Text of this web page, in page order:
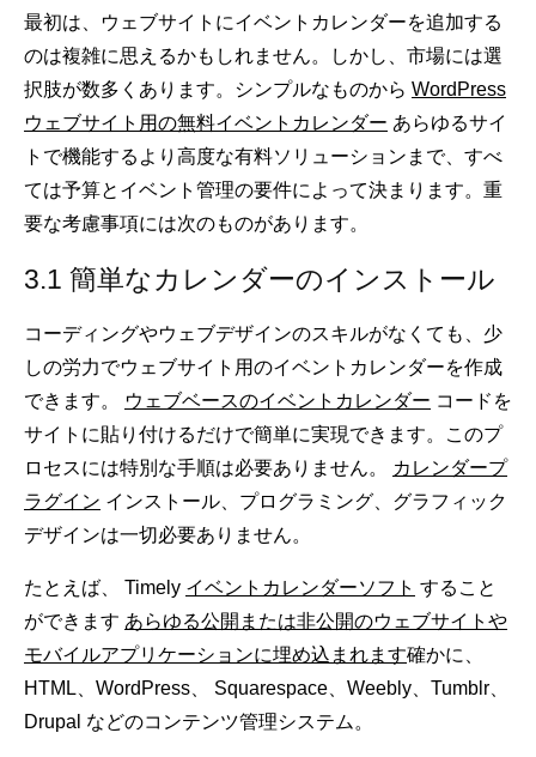
最初は、ウェブサイトにイベントカレンダーを追加する
のは複雑に思えるかもしれません。しかし、市場には選
択肢が数多くあります。シンプルなものから WordPress
ウェブサイト用の無料イベントカレンダー あらゆるサイ
トで機能するより高度な有料ソリューションまで、すべ
ては予算とイベント管理の要件によって決まります。重
要な考慮事項には次のものがあります。
3.1 簡単なカレンダーのインストール
コーディングやウェブデザインのスキルがなくても、少
しの労力でウェブサイト用のイベントカレンダーを作成
できます。
ウェブベースのイベントカレンダー コードを
サイトに貼り付けるだけで簡単に実現できます。このプ
ロセスには特別な手順は必要ありません。
カレンダープ
ラグイン インストール、プログラミング、グラフィック
デザインは一切必要ありません。
たとえば、 Timely イベントカレンダーソフト すること
ができます あらゆる公開または非公開のウェブサイトや
モバイルアプリケーションに埋め込まれます確かに、
HTML、WordPress、 Squarespace、Weebly、Tumblr、
Drupal などのコンテンツ管理システム。